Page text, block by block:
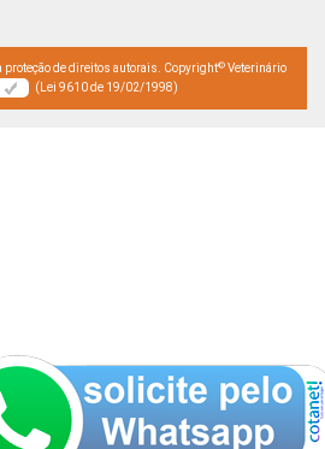
proteção de direitos autorais. Copyright© Veterinário
(Lei 9610 de 19/02/1998)